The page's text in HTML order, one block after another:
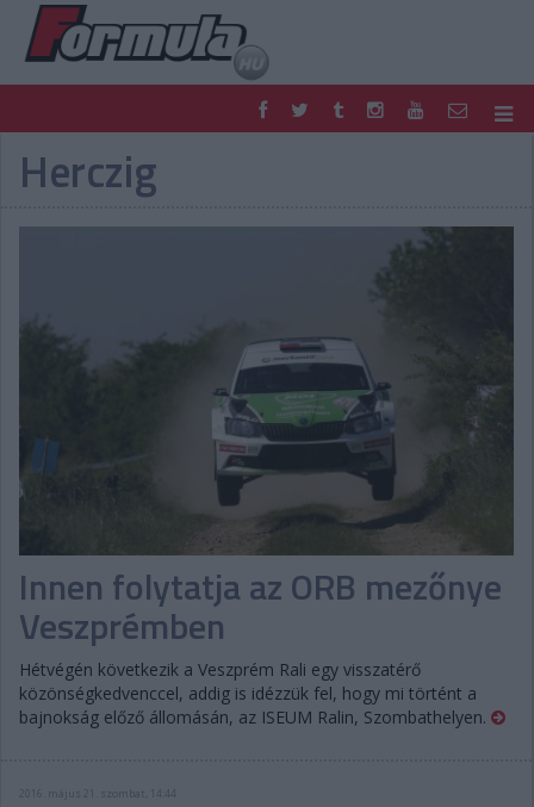
F1
FORMULA
DIGITÁLIS MAGAZIN
PONTÁLLÁSOK
VERSENYNAPTÁRAK
Herczig
Innen folytatja az ORB mezőnye
Veszprémben
Hétvégén következik a Veszprém Rali egy visszatérő
közönségkedvenccel, addig is idézzük fel, hogy mi történt a
bajnokság előző állomásán, az ISEUM Ralin, Szombathelyen.
2016. május 21. szombat, 14:44